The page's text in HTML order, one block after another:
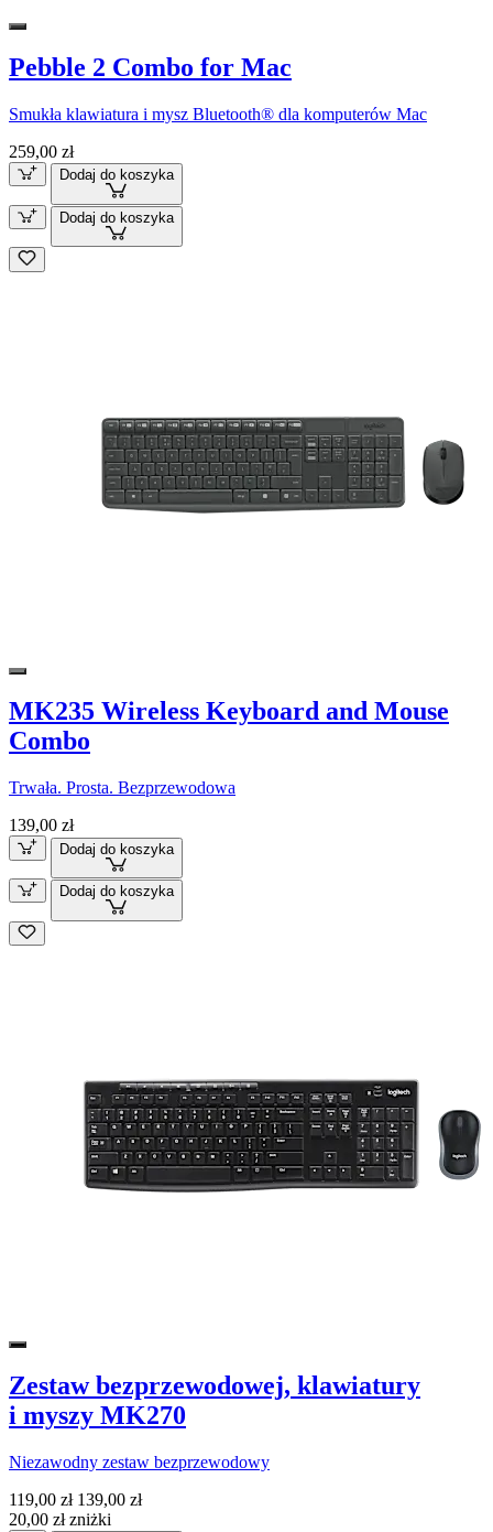
Pebble 2 Combo for Mac
Smukła klawiatura i mysz Bluetooth® dla komputerów Mac
259,00 zł
Dodaj do koszyka
Dodaj do koszyka
MK235 Wireless Keyboard and Mouse
Combo
Trwała. Prosta. Bezprzewodowa
139,00 zł
Dodaj do koszyka
Dodaj do koszyka
Zestaw bezprzewodowej, klawiatury
i myszy MK270
Niezawodny zestaw bezprzewodowy
119,00 zł 139,00 zł
20,00 zł zniżki